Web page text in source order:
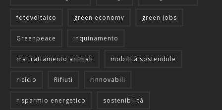
fotovoltaico green economy green jobs
Greenpeace inquinamento
maltrattamento animali mobilità sostenibile
riciclo Rifiuti rinnovabili
risparmio energetico sostenibilità